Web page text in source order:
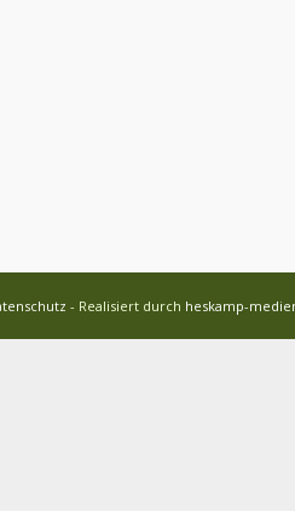
- Realisiert durch heskamp-